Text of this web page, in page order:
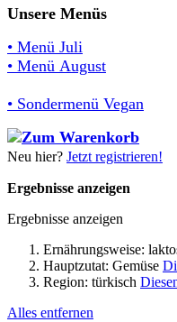
Unsere Menüs
• Menü Juli
• Menü August
• Sondermenü Vegan
Neu hier? Jetzt registrieren!
Ergebnisse anzeigen
Ergebnisse anzeigen
Ernährungsweise:
Hauptzutat: Gemüse
Region: türkisch
Alles entfernen